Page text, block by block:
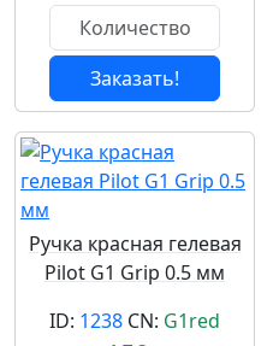
Заказать!
Ручка красная гелевая
Pilot G1 Grip 0.5 мм
ID: 1238 CN: G1red